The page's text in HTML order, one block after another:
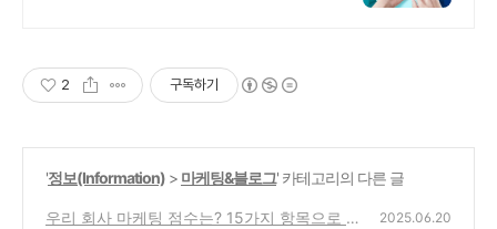
2 구독하기
'정보(Information) > 마케팅&블로그' 카테고리의 다른 글
우리 회사 마케팅 점수는? 15가지 항목으로 진
2025.06.20